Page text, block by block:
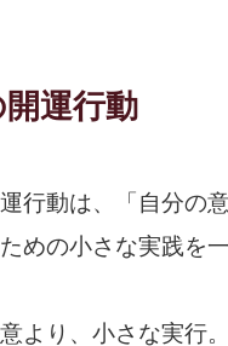
運行動
行動は、「自分の
めの小さな実践を
より、小さな実行